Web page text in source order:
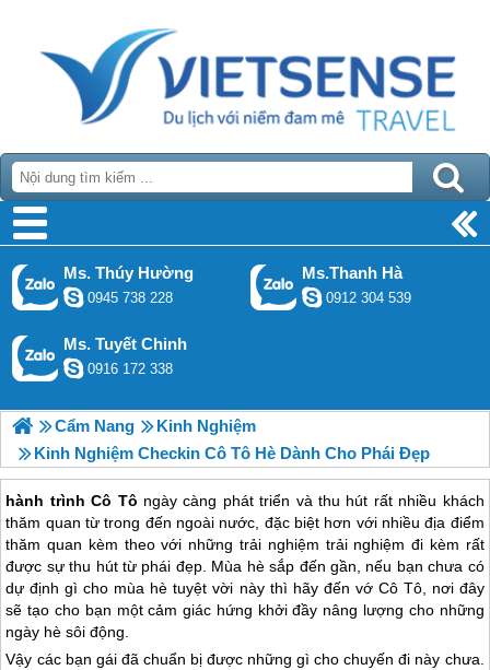
Ms. Thúy Hường
0945 738 228
Ms.Thanh Hà
0912 304 539
Ms. Tuyết Chinh
0916 172 338
Cẩm Nang
Kinh Nghiệm
Kinh Nghiệm Checkin Cô Tô Hè Dành Cho Phái Đẹp
hành trình Cô Tô ngày càng phát triển và thu hút rất nhiều khách
thăm quan từ trong đến ngoài nước, đặc biệt hơn với nhiều địa điểm
thăm quan kèm theo với những trải nghiệm trải nghiệm đi kèm rất
được sự thu hút từ phái đẹp. Mùa hè sắp đến gần, nếu bạn chưa có
dự định gì cho mùa hè tuyệt vời này thì hãy đến vớ Cô Tô, nơi đây
sẽ tạo cho bạn một cảm giác hứng khởi đầy nâng lượng cho những
ngày hè sôi động.
Vậy các bạn gái đã chuẩn bị được những gì cho chuyến đi này chưa.